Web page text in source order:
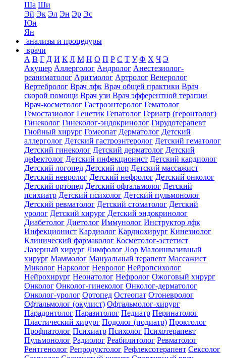
Ша Ши
Эй Эк Эл Эн Эр Эс
Юн
Ян
анализы и процедуры
врачи
А В Г Д И К Л М Н О П Р С Т У Ф Х Ч Э
Акушер Аллерголог Андролог Анестезиолог-
реаниматолог Аритмолог Артролог Венеролог
Вертебролог Врач лфк Врач общей практики Врач
скорой помощи Врач узи Врач эфферентной терапии
Врач-косметолог Гастроэнтеролог Гематолог
Гемостазиолог Генетик Гепатолог Гериатр (геронтолог)
Гинеколог Гинеколог-эндокринолог Гирудотерапевт
Гнойный хирург Гомеопат Дерматолог Детский
аллерголог Детский гастроэнтеролог Детский гематолог
Детский гинеколог Детский дерматолог Детский
дефектолог Детский инфекционист Детский кардиолог
Детский логопед Детский лор Детский массажист
Детский невролог Детский нефролог Детский онколог
Детский ортопед Детский офтальмолог Детский
психиатр Детский психолог Детский пульмонолог
Детский ревматолог Детский стоматолог Детский
уролог Детский хирург Детский эндокринолог
Диабетолог Диетолог Иммунолог Инструктор лфк
Инфекционист Кардиолог Кардиохирург Кинезиолог
Клинический фармаколог Косметолог-эстетист
Лазерный хирург Лимфолог Лор Малоинвазивный
хирург Маммолог Мануальный терапевт Массажист
Миколог Нарколог Невролог Нейропсихолог
Нейрохирург Неонатолог Нефролог Ожоговый хирург
Онколог Онколог-гинеколог Онколог-дерматолог
Онколог-уролог Ортопед Остеопат Отоневролог
Офтальмолог (окулист) Офтальмолог-хирург
Парадонтолог Паразитолог Педиатр Перинатолог
Пластический хирург Подолог (подиатр) Проктолог
Профпатолог Психиатр Психолог Психотерапевт
Пульмонолог Радиолог Реабилитолог Ревматолог
Рентгенолог Репродуктолог Рефлексотерапевт Сексолог